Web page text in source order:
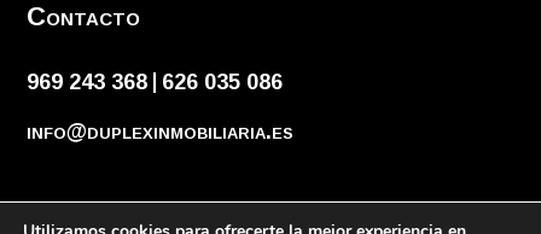
Contacto
969 243 368 626 035 086
info@duplexinmobiliaria.es